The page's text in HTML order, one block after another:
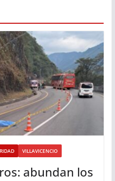
VILLAVICENCIO
abundan los